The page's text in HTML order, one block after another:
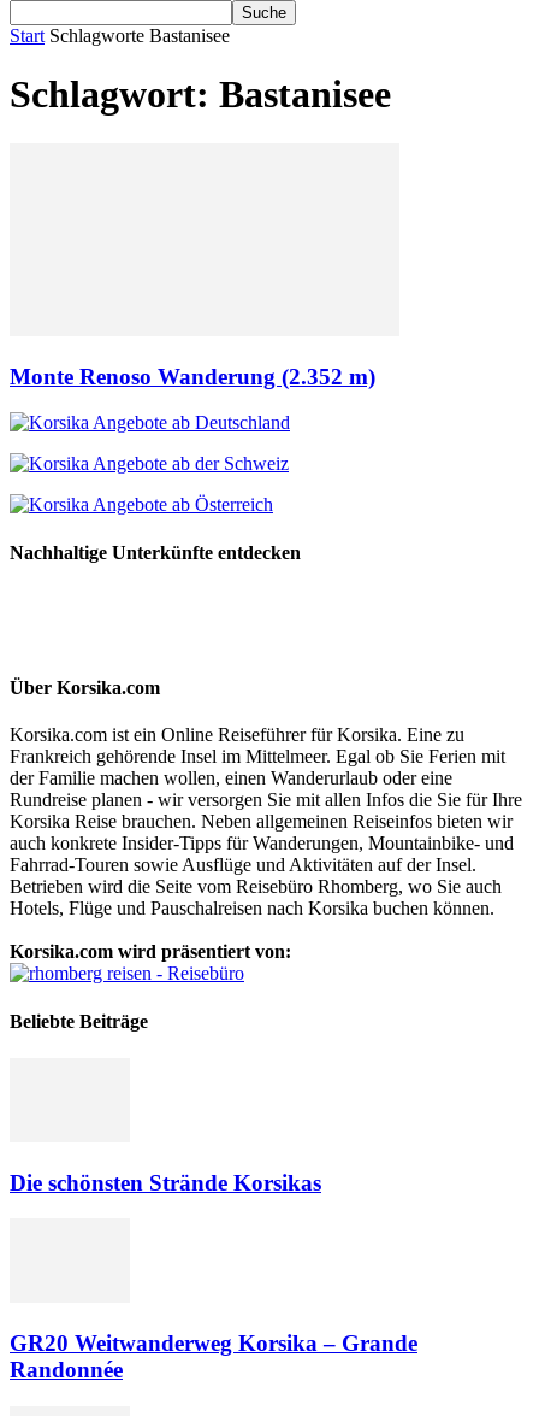
Start Schlagworte Bastanisee
Schlagwort: Bastanisee
Monte Renoso Wanderung (2.352 m)
Nachhaltige Unterkünfte entdecken
Über Korsika.com
Korsika.com ist ein Online Reiseführer für Korsika. Eine zu
Frankreich gehörende Insel im Mittelmeer. Egal ob Sie Ferien mit
der Familie machen wollen, einen Wanderurlaub oder eine
Rundreise planen - wir versorgen Sie mit allen Infos die Sie für Ihre
Korsika Reise brauchen. Neben allgemeinen Reiseinfos bieten wir
auch konkrete Insider-Tipps für Wanderungen, Mountainbike- und
Fahrrad-Touren sowie Ausflüge und Aktivitäten auf der Insel.
Betrieben wird die Seite vom Reisebüro Rhomberg, wo Sie auch
Hotels, Flüge und Pauschalreisen nach Korsika buchen können.
Korsika.com wird präsentiert von:
Beliebte Beiträge
Die schönsten Strände Korsikas
GR20 Weitwanderweg Korsika – Grande
Randonnée